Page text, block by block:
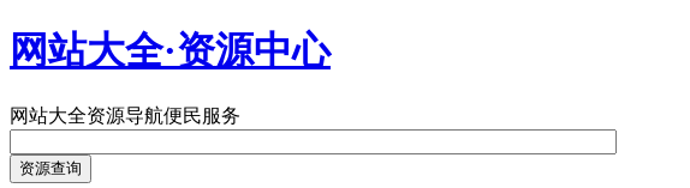
网站大全·资源中心
网站大全资源导航便民服务